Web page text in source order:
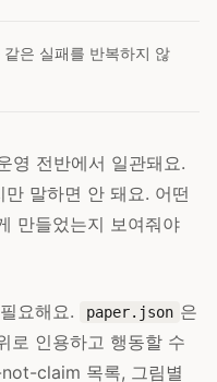
은 실패를 반복하지 않
영 전반에서 일관돼요.
말하면 안 돼요. 어떤
만들었는지 보여줘야
요해요. paper.json 은
로 인용하고 행동할 수
claim 목록, 그림별